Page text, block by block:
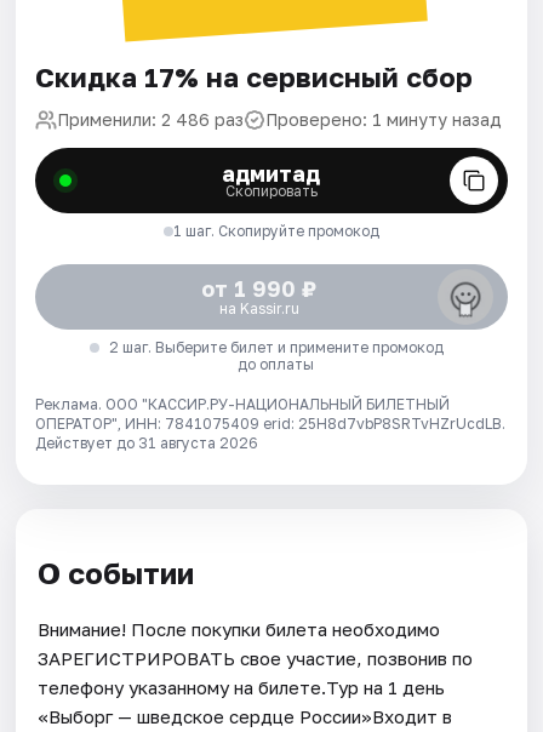
Скидка 17% на сервисный сбор
Применили: 2 486 раз Проверено: 1 минуту назад
адмитад
Скопировать
1 шаг. Скопируйте промокод
от 1 990 ₽
на Kassir.ru
2 шаг. Выберите билет и примените промокод
до оплаты
Реклама. ООО "КАССИР.РУ-НАЦИОНАЛЬНЫЙ БИЛЕТНЫЙ
ОПЕРАТОР", ИНН: 7841075409 erid: 25H8d7vbP8SRTvHZrUcdLB.
Действует до 31 августа 2026
О событии
Внимание! После покупки билета необходимо
ЗАРЕГИСТРИРОВАТЬ свое участие, позвонив по
телефону указанному на билете.Тур на 1 день
«Выборг — шведское сердце России»Входит в